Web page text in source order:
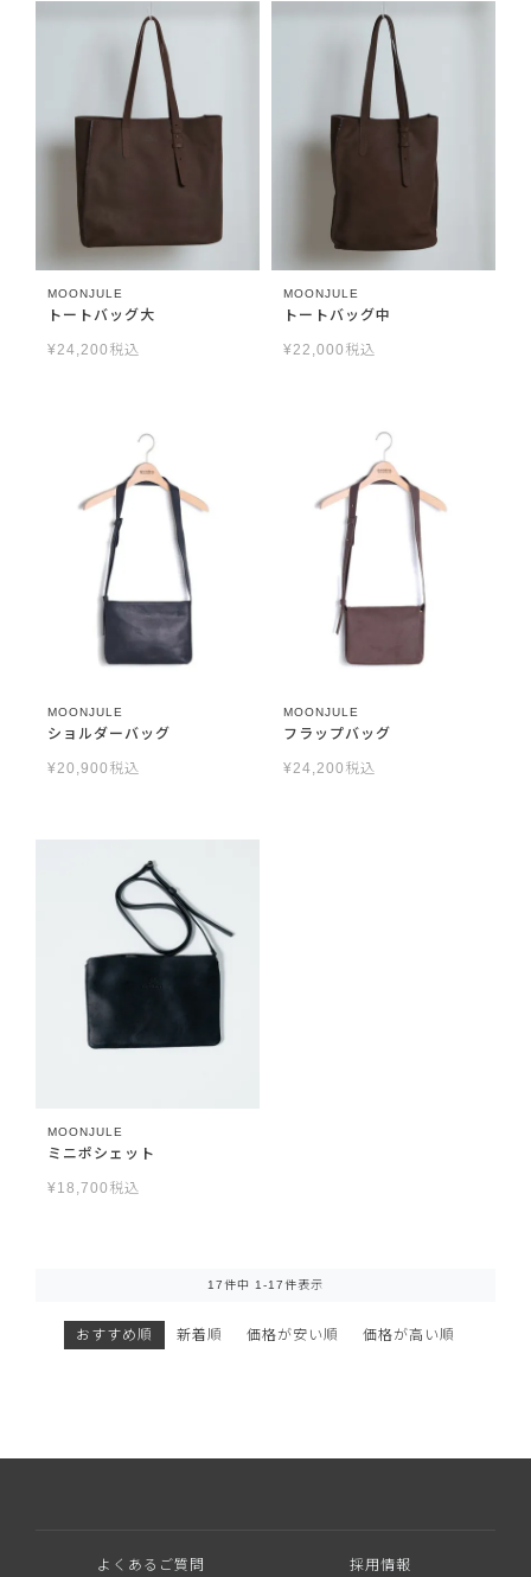
MOONJULE
トートバッグ大
¥24,200 税込
MOONJULE
トートバッグ中
¥22,000 税込
MOONJULE
ショルダーバッグ
¥20,900 税込
MOONJULE
フラップバッグ
¥24,200 税込
MOONJULE
ミニポシェット
¥18,700 税込
おすすめ順 新着順 価格が安い順 価格が高い順
17件中 1 -17件表示
よくあるご質問 採用情報